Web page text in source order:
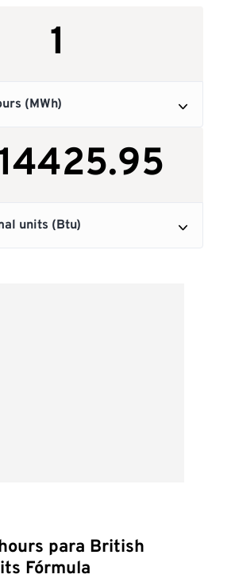
para British
Fórmula